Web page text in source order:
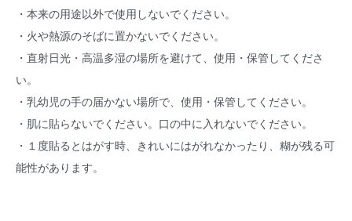
・本来の用途以外で使用しないでください。
・火や熱源のそばに置かないでください。
・直射日光・高温多湿の場所を避けて、使用・保管してくださ
い。
・乳幼児の手の届かない場所で、使用・保管してください。
・肌に貼らないでください。口の中に入れないでください。
・１度貼るとはがす時、きれいにはがれなかったり、糊が残る可
能性があります。